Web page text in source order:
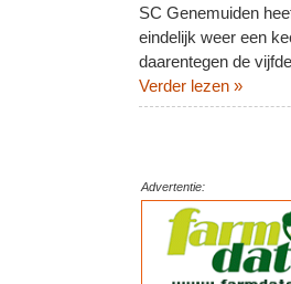
SC Genemuiden
eindelijk weer een
daarentegen de
Verder lezen »
Advertentie: